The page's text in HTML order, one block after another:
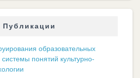
Публикации
образовательных
понятий культурно-